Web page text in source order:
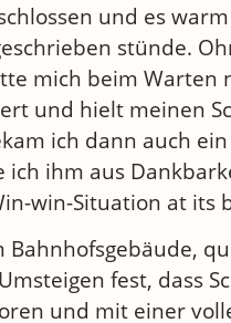
und es
stünde.
mich beim Warten
und hielt meinen
ich dann auch
ihm aus
win-Situation at its
fest, dass
und mit einer